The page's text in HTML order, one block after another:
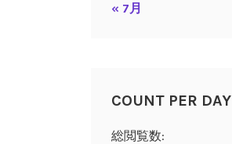
« 7月
COUNT PER DAY
総閲覧数: